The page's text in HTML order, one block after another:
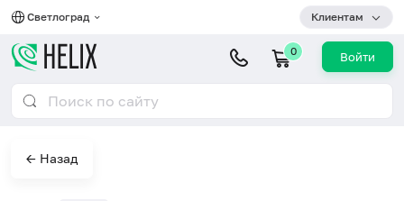
Светлоград Клиентам
0 Войти
← Назад